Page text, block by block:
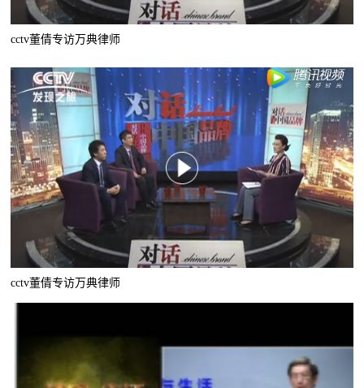
cctv董倩专访万典律师
cctv董倩专访万典律师